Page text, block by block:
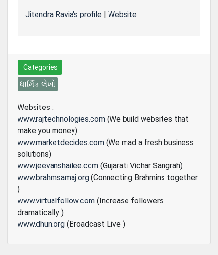
Jitendra Ravia's profile | Website
Categories
ધાર્મિક લેખો
Websites :
www.rajtechnologies.com (We build websites that
make you money)
www.marketdecides.com (We mad a fresh business
solutions)
www.jeevanshailee.com (Gujarati Vichar Sangrah)
www.brahmsamaj.org (Connecting Brahmins together
)
www.virtualfollow.com (Increase followers
dramatically )
www.dhun.org (Broadcast Live )